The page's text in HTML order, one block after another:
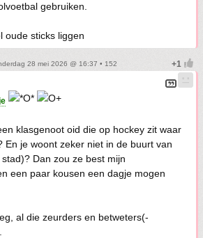
gebruiken.
oude sticks liggen
28 mei 2026 @ 16:37 • 152
klasgenoot oid die op hockey zit waar
En je woont zeker niet in de buurt van
Dan zou ze best mijn
een paar kousen een dagje mogen
al die zeurders en betweters(-